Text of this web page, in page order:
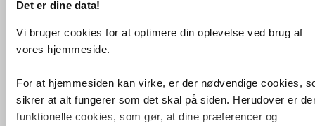
Det er dine data!
Vi bruger cookies for at optimere din oplevelse ved brug af
vores hjemmeside.
For at hjemmesiden kan virke, er der nødvendige cookies,
sikrer at alt fungerer som det skal på siden. Herudover er
funktionelle cookies, som gør, at dine præferencer og
EGLO NEWTOWN PENDEL SORT ; MÅL:
1 X 60W ; EKSKL. LYSKILDE
Relaterede produkter